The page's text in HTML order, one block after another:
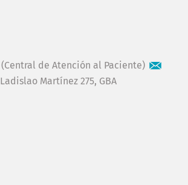
(Central de Atención al Paciente)
Ladislao Martínez 275, GBA